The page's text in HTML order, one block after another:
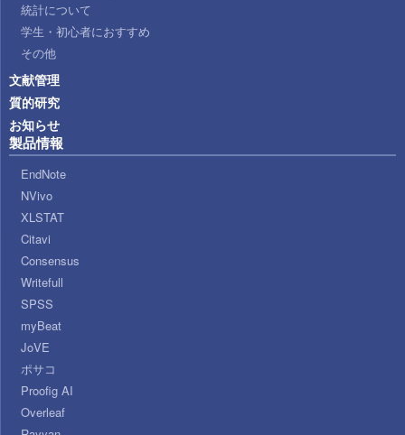
統計について
学生・初心者におすすめ
その他
文献管理
質的研究
お知らせ
製品情報
EndNote
NVivo
XLSTAT
Citavi
Consensus
Writefull
SPSS
myBeat
JoVE
ポサコ
Proofig AI
Overleaf